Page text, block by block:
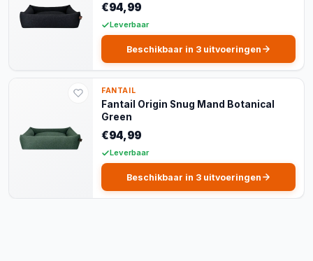
€94,99
Leverbaar
Beschikbaar in 3 uitvoeringen
FANTAIL
Fantail Origin Snug Mand Botanical
Green
€94,99
Leverbaar
Beschikbaar in 3 uitvoeringen